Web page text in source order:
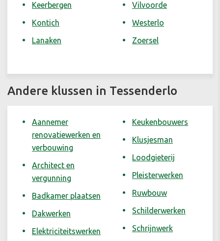
Keerbergen
Kontich
Lanaken
Vilvoorde
Westerlo
Zoersel
Andere klussen in Tessenderlo
Aannemer
renovatiewerken en
verbouwing
Architect en
vergunning
Badkamer plaatsen
Dakwerken
Elektriciteitswerken
Keukenbouwers
Klusjesman
Loodgieterij
Pleisterwerken
Ruwbouw
Schilderwerken
Schrijnwerk